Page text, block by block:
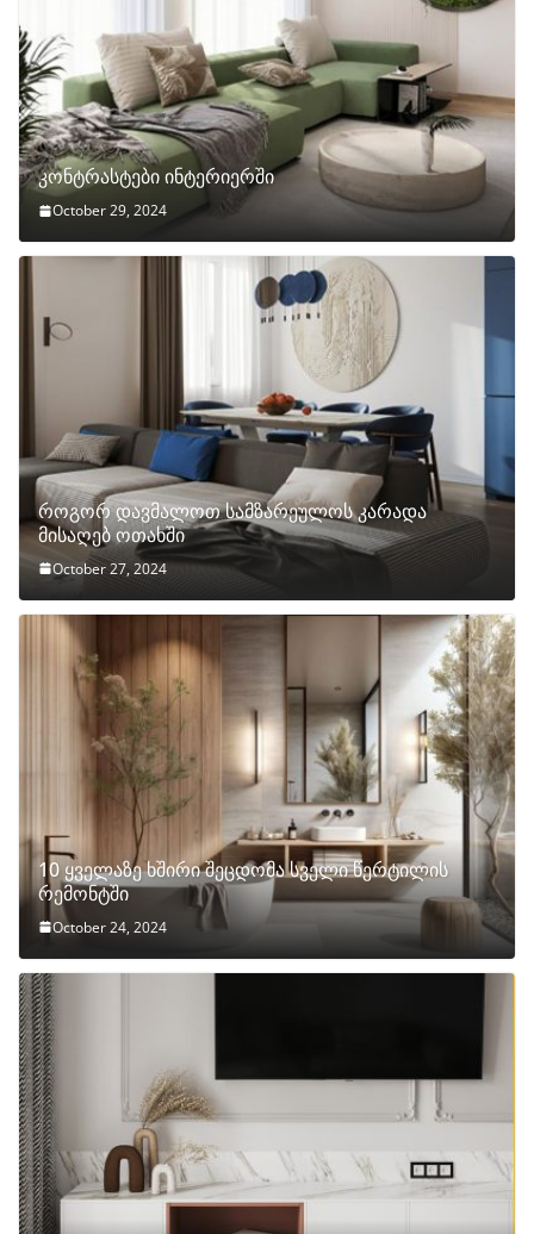
კონტრასტები ინტერიერში
October 29, 2024
როგორ დავმალოთ სამზარეულოს კარადა
მისაღებ ოთახში
October 27, 2024
10 ყველაზე ხშირი შეცდომა სველი წერტილის
რემონტში
October 24, 2024